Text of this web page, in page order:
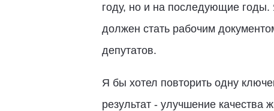
году, но и на последующие годы.
должен стать рабочим
депутатов.
Я бы хотел повторить одну
результат - улучшение качества